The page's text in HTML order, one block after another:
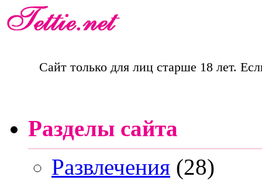
Сайт только для лиц старше 18 лет.
Разделы сайта
Развлечения (28)